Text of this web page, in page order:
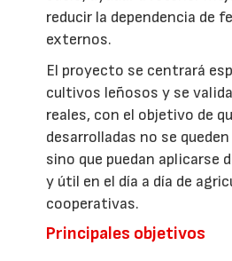
reducir la dependencia de
externos.
El proyecto se centrará
cultivos leñosos y se
reales, con el objetivo de
desarrolladas no se
sino que puedan aplicarse
y útil en el día a día de
cooperativas.
Principales objetivos